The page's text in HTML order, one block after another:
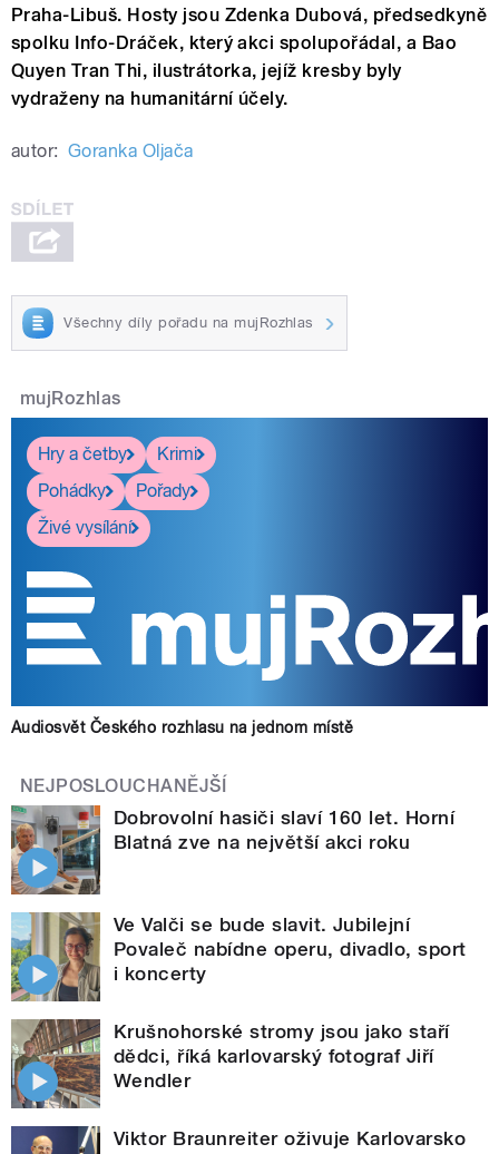
Praha-Libuš. Hosty jsou Zdenka Dubová, předsedkyně
spolku Info-Dráček, který akci spolupořádal, a Bao
Quyen Tran Thi, ilustrátorka, jejíž kresby byly
vydraženy na humanitární účely.
autor: Goranka Oljača
Všechny díly pořadu na mujRozhlas
mujRozhlas
Hry a četby
Krimi
Pohádky
Pořady
Živé vysílání
Audiosvět Českého rozhlasu na jednom místě
NEJPOSLOUCHANĚJŠÍ
Dobrovolní hasiči slaví 160 let. Horní
Blatná zve na největší akci roku
Ve Valči se bude slavit. Jubilejní
Povaleč nabídne operu, divadlo, sport
i koncerty
Krušnohorské stromy jsou jako staří
dědci, říká karlovarský fotograf Jiří
Wendler
Viktor Braunreiter oživuje Karlovarsko